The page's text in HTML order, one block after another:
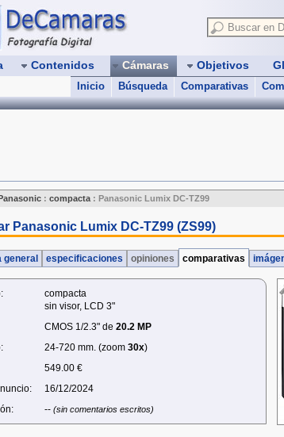
Contenidos Cámaras
Inicio Búsqueda Comparativas
Objetivos
: compacta : Panasonic Lumix DC-TZ99
Panasonic Lumix DC-TZ99 (ZS99)
general especificaciones opiniones comparativas
compacta
sin visor, LCD 3"
CMOS 1/2.3" de 20.2 MP
24-720 mm. (zoom 30x)
549.00 €
16/12/2024
-- (sin comentarios escritos)